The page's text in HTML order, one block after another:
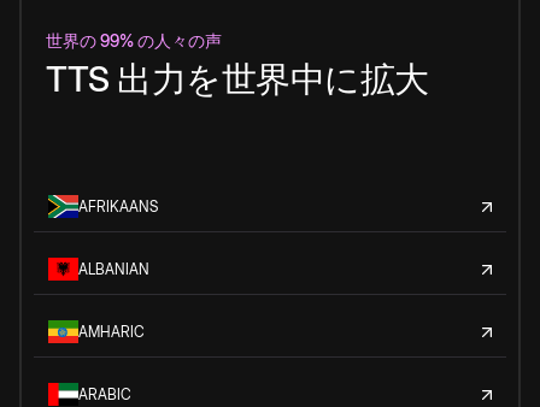
世界の 99% の人々の声
TTS 出力を世界中に拡大
AFRIKAANS
ALBANIAN
AMHARIC
ARABIC